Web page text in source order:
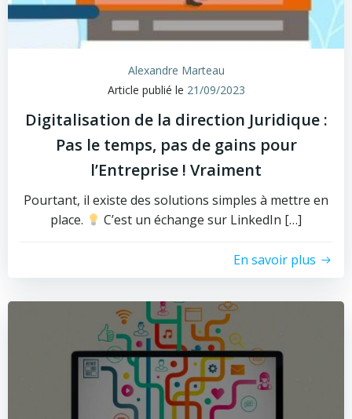
Alexandre Marteau
Article publié le 21/09/2023
Digitalisation de la direction Juridique :
Pas le temps, pas de gains pour
l’Entreprise ! Vraiment
Pourtant, il existe des solutions simples à mettre en
place.
C’est un échange sur LinkedIn […]
En savoir plus